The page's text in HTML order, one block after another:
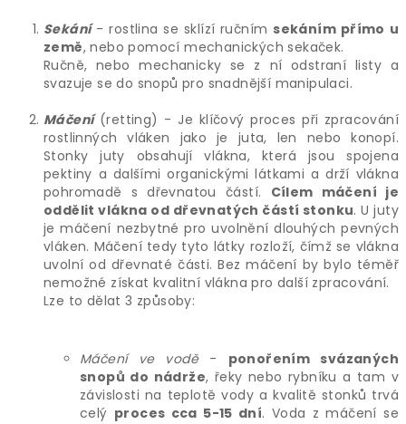
Sekání - rostlina se sklízí ručním sekáním přímo u
země, nebo pomocí mechanických sekaček.
Ručně, nebo mechanicky se z ní odstraní listy a
svazuje se do snopů pro snadnější manipulaci.
Máčení(retting) - Je klíčový proces při zpracování
rostlinných vláken jako je juta, len nebo konopí.
Stonky juty obsahují vlákna, která jsou spojena
pektiny a dalšími organickými látkami a drží vlákna
pohromadě s dřevnatou částí. Cílem máčení je
oddělit vlákna od dřevnatých částí stonku. U juty
je máčení nezbytné pro uvolnění dlouhých pevných
vláken. Máčení tedy tyto látky rozloží, čímž se vlákna
uvolní od dřevnaté části. Bez máčení by bylo téměř
nemožné získat kvalitní vlákna pro další zpracování.
Lze to dělat 3 způsoby:
Máčení ve vodě- ponořením svázaných
snopů do nádrže, řeky nebo rybníku a tam v
závislosti na teplotě vody a kvalitě stonků trvá
celý proces cca 5-15 dní. Voda z máčení se